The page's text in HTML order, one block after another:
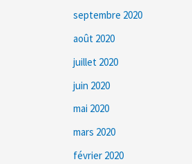
septembre 2020
août 2020
juillet 2020
juin 2020
mai 2020
mars 2020
février 2020